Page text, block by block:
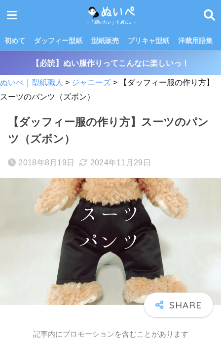
初めて ダッフィー型紙 型紙販売 プリキャ型紙 洋裁用語集
【必読】ぬい服作りってこんなに楽しいっ！
ぬいぺ｜型紙職人 > ジャニーズ >
【ダッフィー服の作り方】
スーツのパンツ（ズボン）
【ダッフィー服の作り方】スーツのパン
ツ（ズボン）
2018年8月19日 2024年11月29日
記事内にプロモーションを含むことがあります